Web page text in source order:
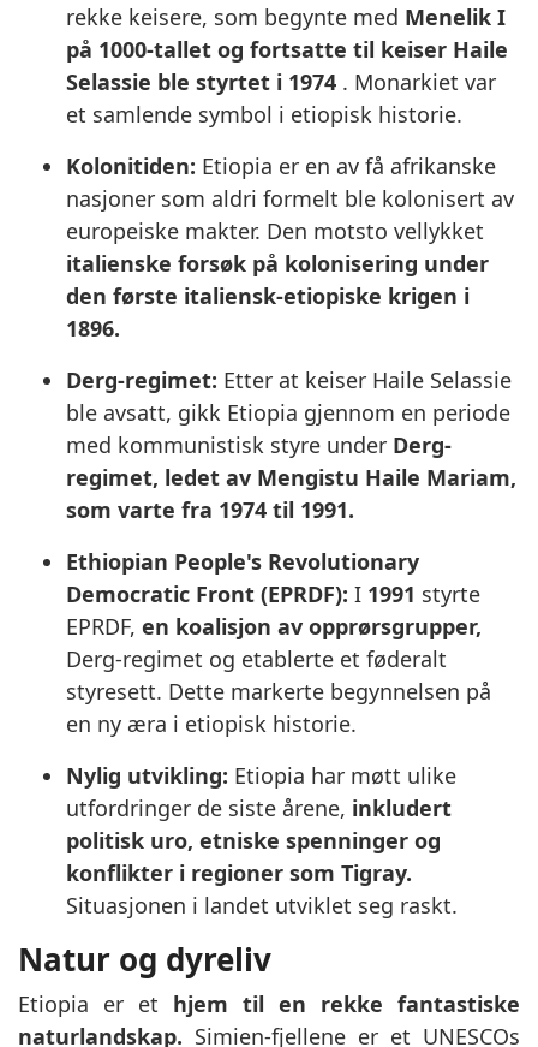
rekke keisere, som begynte med Menelik I
på 1000-tallet og fortsatte til keiser Haile
Selassie ble styrtet i 1974 . Monarkiet var
et samlende symbol i etiopisk historie.
Kolonitiden: Etiopia er en av få afrikanske
nasjoner som aldri formelt ble kolonisert av
europeiske makter. Den motsto vellykket
italienske forsøk på kolonisering under
den første italiensk-etiopiske krigen i
1896.
Derg-regimet: Etter at keiser Haile Selassie
ble avsatt, gikk Etiopia gjennom en periode
med kommunistisk styre under Derg-
regimet, ledet av Mengistu Haile Mariam,
som varte fra 1974 til 1991.
Ethiopian People's Revolutionary
Democratic Front (EPRDF): I 1991 styrte
EPRDF, en koalisjon av opprørsgrupper,
Derg-regimet og etablerte et føderalt
styresett. Dette markerte begynnelsen på
en ny æra i etiopisk historie.
Nylig utvikling: Etiopia har møtt ulike
utfordringer de siste årene, inkludert
politisk uro, etniske spenninger og
konflikter i regioner som Tigray.
Situasjonen i landet utviklet seg raskt.
Natur og dyreliv
Etiopia er et hjem til en rekke fantastiske
naturlandskap. Simien-fjellene er et UNESCOs